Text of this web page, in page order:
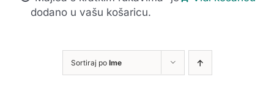
dodano u vašu košaricu.
Sortiraj po Ime